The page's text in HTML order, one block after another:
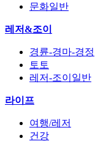
문화일반
레저&조이
경륜-경마-경정
토토
레저-조이일반
라이프
여행/레저
건강